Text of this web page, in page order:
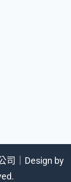
司｜Design by